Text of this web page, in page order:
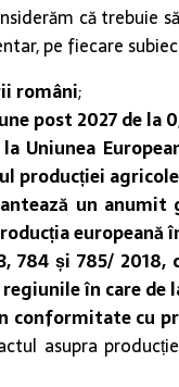
că trebuie
pe fiecare
români;
post 2027 de la
Uniunea
producției
un
784 și 785/
în care de
conformitate cu
asupra